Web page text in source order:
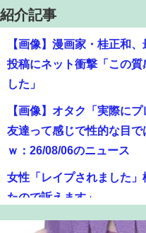
紹介記事
【画像】漫画家・桂正和
投稿にネット衝撃「この
した」
【画像】オタク「実際に
友達って感じで性的な目
ｗ：26/08/06のニュース
女性「レイプされました
たので訴えます」
【爆笑】最近のオスガキ